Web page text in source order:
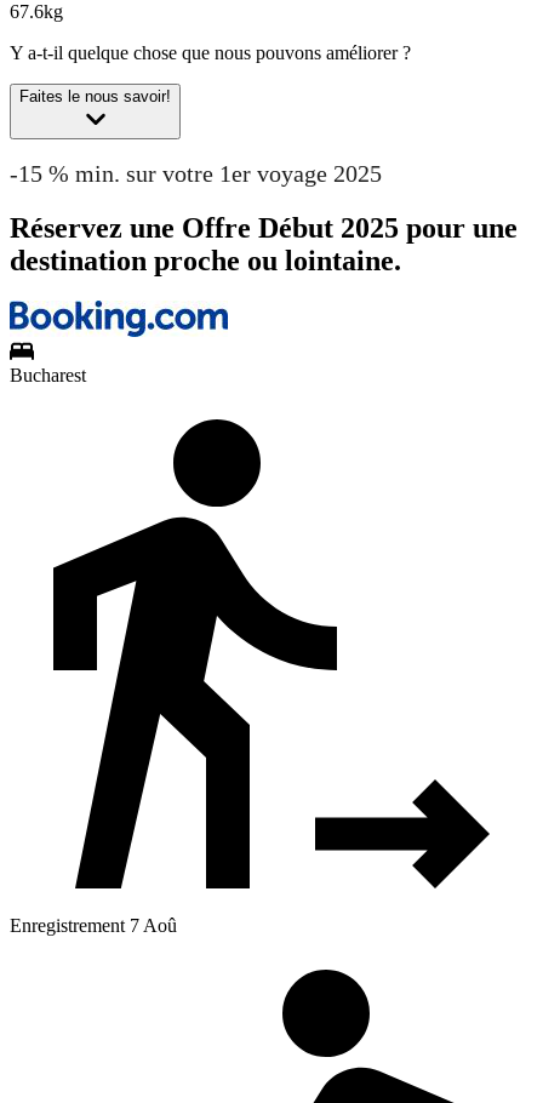
67.6kg
Y a-t-il quelque chose que nous pouvons améliorer ?
Faites le nous savoir!
-15 % min. sur votre 1er voyage 2025
Réservez une Offre Début 2025 pour une
destination proche ou lointaine.
Bucharest
Enregistrement 7 Aoû